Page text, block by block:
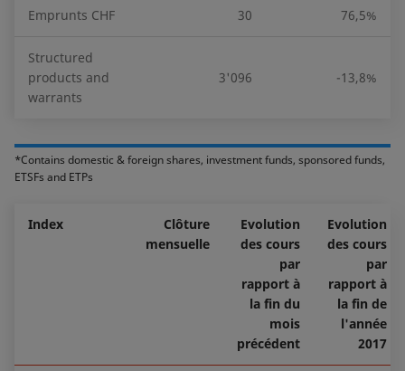
Emprunts CHF 30 76,5%
Structured
products and
warrants
3'096 -13,8%
*Contains domestic & foreign shares, investment funds, sponsored funds,
ETSFs and ETPs
Index
Clôture
mensuelle
Evolution
des cours
par
rapport à
la fin du
mois
précédent
Evolution
des cours
par
rapport à
la fin de
l'année
2017